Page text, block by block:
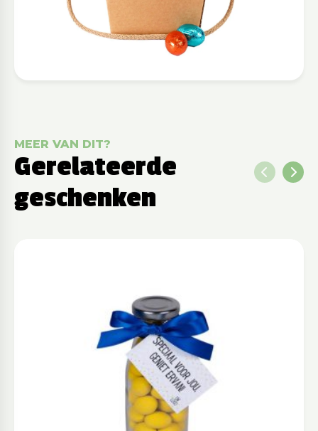
MEER VAN DIT?
Gerelateerde
geschenken